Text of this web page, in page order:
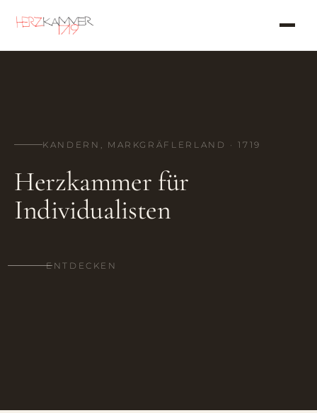
KANDERN, MARKGRÄFLERLAND · 1719
Herzkammer für
Individualisten
ENTDECKEN